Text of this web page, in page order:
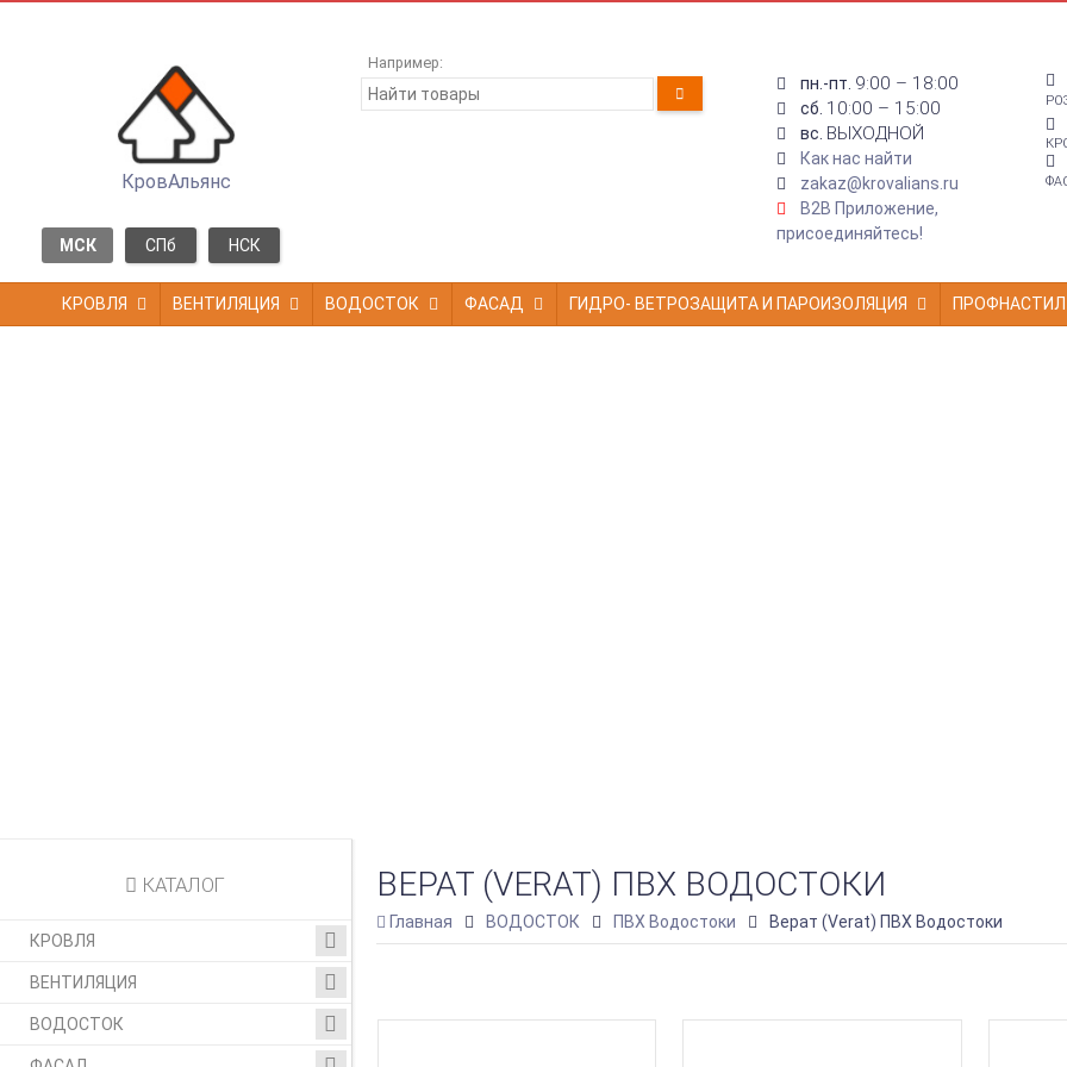
КровАльянс
МСК СПб НСК
Например:
пн.-пт. 9:00 – 18:00
сб. 10:00 – 15:00
вс. ВЫХОДНОЙ
Как нас найти
zakaz@krovalians.ru
B2B Приложение,
присоединяйтесь!
КРОВЛЯ ВЕНТИЛЯЦИЯ ВОДОСТОК ФАСАД ГИДРО- ВЕТРОЗАЩИТА И ПАРОИЗОЛЯЦИЯ ПРОФНАСТИЛ
КАТАЛОГ
КРОВЛЯ
ВЕНТИЛЯЦИЯ
ВОДОСТОК
ВЕРАТ (VERAT) ПВХ ВОДОСТОКИ
Главная ВОДОСТОК ПВХ Водостоки Верат (Verat) ПВХ Водостоки